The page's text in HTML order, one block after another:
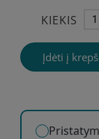
KIEKIS
Įdėti į